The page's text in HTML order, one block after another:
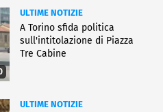
ULTIME NOTIZIE
A Torino sfida politica
sull'intitolazione di Piazza
Tre Cabine
ULTIME NOTIZIE